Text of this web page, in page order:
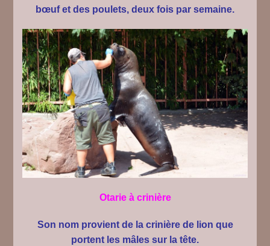
bœuf et des poulets, deux fois par semaine.
Otarie à crinière
Son nom provient de la crinière de lion que
portent les mâles sur la tête.